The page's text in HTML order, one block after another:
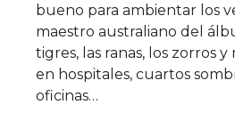
bueno para ambientar los
maestro australiano del
tigres, las ranas, los zorros
en hospitales, cuartos
oficinas…